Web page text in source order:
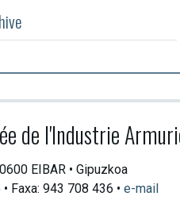
de l'Industrie
EIBAR • Gipuzkoa
Faxa: 943 708 436 • e-mail